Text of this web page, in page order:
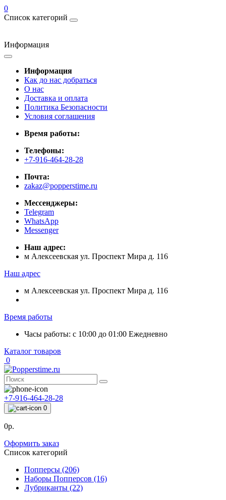
0
Список категорий
Информация
Информация
Как до нас добраться
О нас
Доставка и оплата
Политика Безопасности
Условия соглашения
Время работы:
Телефоны:
+7-916-464-28-28
Почта:
zakaz@popperstime.ru
Мессенджеры:
Telegram
WhatsApp
Messenger
Наш адрес:
м Алексеевская ул. Проспект Мира д. 116
Наш адрес
м Алексеевская ул. Проспект Мира д. 116
Время работы
Часы работы: с 10:00 до 01:00 Ежедневно
Каталог товаров
0
+7-916-464-28-28
0
0р.
Оформить заказ
Список категорий
Попперсы (206)
Наборы Попперсов (16)
Лубриканты (22)